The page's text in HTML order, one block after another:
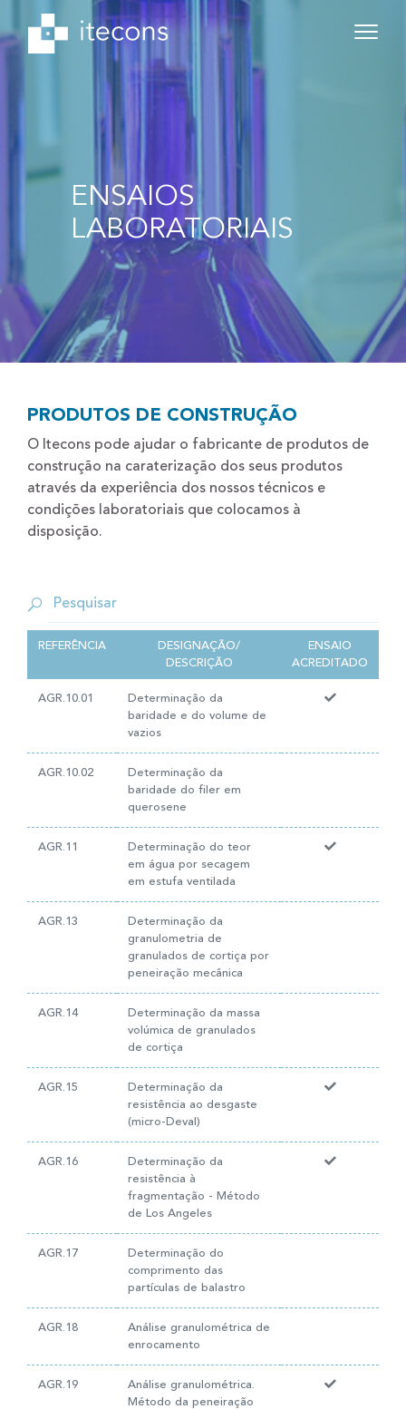
ENSAIOS
LABORATORIAIS
PRODUTOS DE CONSTRUÇÃO
O Itecons pode ajudar o fabricante de produtos de
construção na caraterização dos seus produtos
através da experiência dos nossos técnicos e
condições laboratoriais que colocamos à
disposição.
REFERÊNCIA
DESIGNAÇÃO/
DESCRIÇÃO
ENSAIO
ACREDITADO
AGR.10.01
Determinação da
baridade e do volume de
vazios
AGR.10.02
Determinação da
baridade do filer em
querosene
AGR.11
Determinação do teor
em água por secagem
em estufa ventilada
AGR.13
Determinação da
granulometria de
granulados de cortiça por
peneiração mecânica
AGR.14
Determinação da massa
volúmica de granulados
de cortiça
AGR.15
Determinação da
resistência ao desgaste
(micro-Deval)
AGR.16
Determinação da
resistência à
fragmentação - Método
de Los Angeles
AGR.17
Determinação do
comprimento das
partículas de balastro
AGR.18
Análise granulométrica de
enrocamento
AGR.19
Análise granulométrica.
Método da peneiração